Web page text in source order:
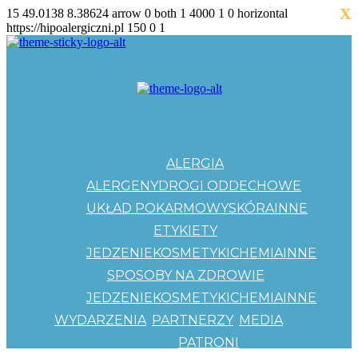
15 49.0138 8.38624 arrow 0 both 1 4000 1 0 horizontal
https://hipoalergiczni.pl 150 0 1
ALERGIA
ALERGENYDROGI ODDECHOWE
UKŁAD POKARMOWYSKÓRAINNE
ETYKIETY
JEDZENIEKOSMETYKICHEMIAINNE
SPOSOBY NA ZDROWIE
JEDZENIEKOSMETYKICHEMIAINNE
WYDARZENIA PARTNERZY
PATRONI
MEDIA
X